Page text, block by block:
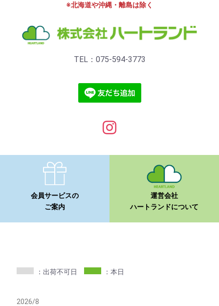
※北海道や沖縄・離島は除く
TEL：075-594-3773
会員サービスの
ご案内
運営会社
ハートランドについて
：出荷不可日 ：本日
2026/8